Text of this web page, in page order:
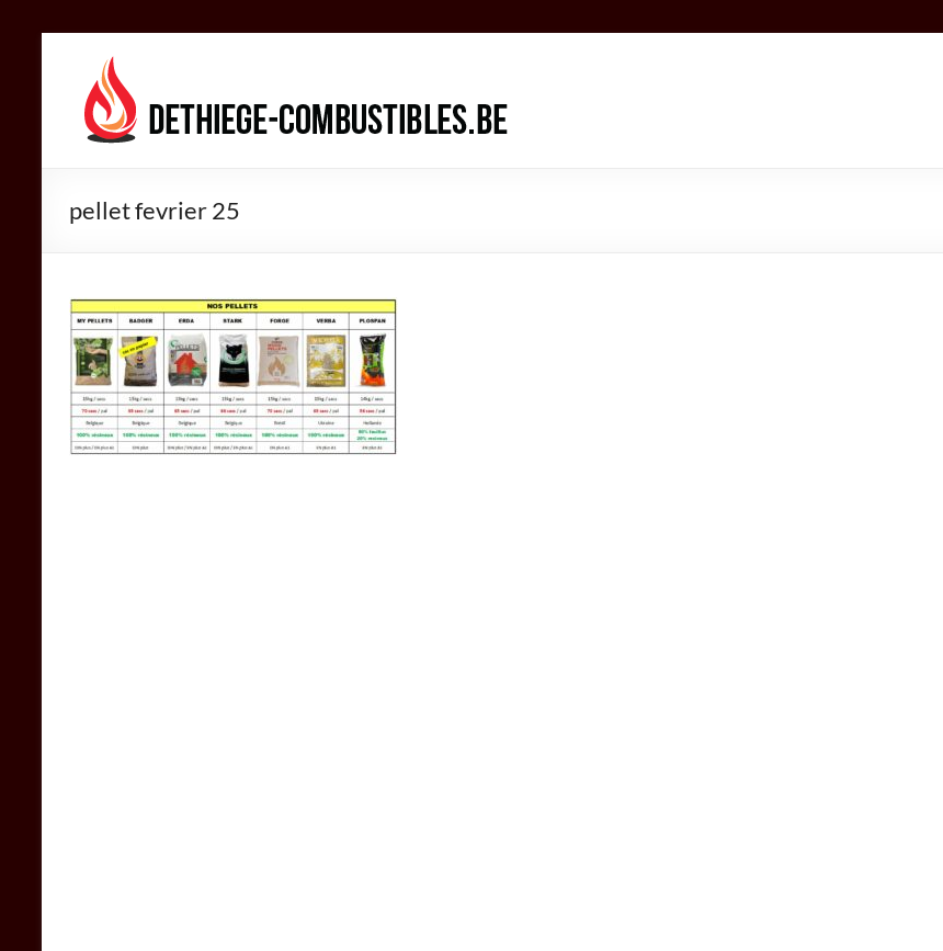
contenuDETHIEGE
COMBUSTIBLES
le
pellet fevrier 25